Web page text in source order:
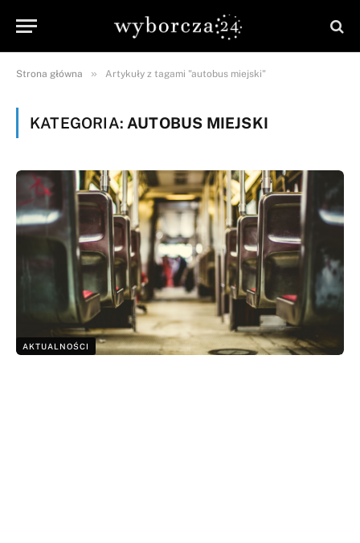
Strona główna » Artykuły z tagami "autobus miejski"
KATEGORIA: AUTOBUS MIEJSKI
AKTUALNOŚCI